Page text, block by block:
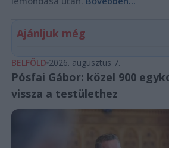
Ajánljuk még
BELFÖLD 2026. augusztus 7.
Pósfai Gábor: közel 900
vissza a testülethez